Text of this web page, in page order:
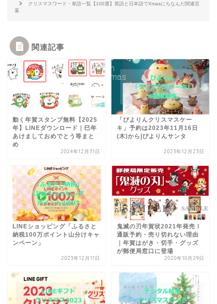
クリスマスワード・単語一覧【100選】英語と日本語でXmasにちなんだ関連言
葉
関連記事
動く年賀スタンプ無料【2025
年】LINEダウンロード｜巳年
あけましておめでとう等まと
め
2024年12月31日
「ぴよりんクリスマスケー
キ」予約は2023年11月16日
(木)から|ぴよりんサンタ
2023年12月23日
LINEショッピング「ふるさと
納税100万ポイント山分けキャ
ンペーン」
2023年12月11日
鬼滅の刃年賀状2021年発売！
通販予約・売り切れない理由
｜年賀はがき・切手・グッズ
が郵便局窓口に登場
2020年10月29日